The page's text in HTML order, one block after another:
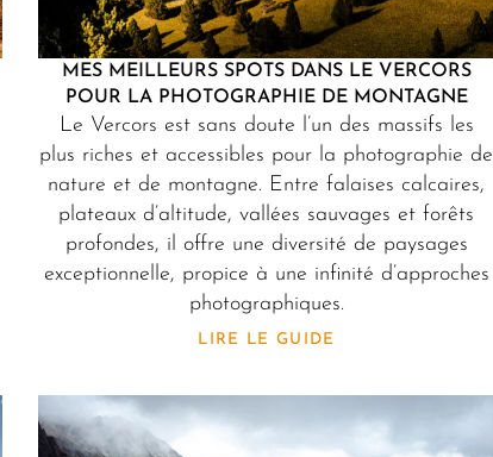
MES MEILLEURS SPOTS DANS LE VERCORS
POUR LA PHOTOGRAPHIE DE MONTAGNE
Le Vercors est sans doute l’un des massifs les
plus riches et accessibles pour la photographie de
nature et de montagne. Entre falaises calcaires,
plateaux d’altitude, vallées sauvages et forêts
profondes, il offre une diversité de paysages
exceptionnelle, propice à une infinité d’approches
photographiques.
LIRE LE GUIDE